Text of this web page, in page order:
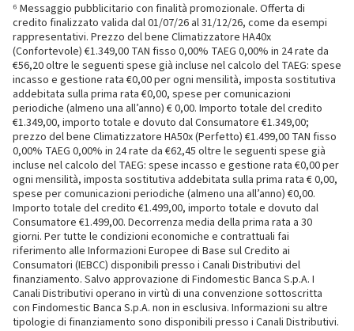
⁶ Messaggio pubblicitario con finalità promozionale. Offerta di
credito finalizzato valida dal 01/07/26 al 31/12/26, come da esempi
rappresentativi. Prezzo del bene Climatizzatore HA40x
(Confortevole) €1.349,00 TAN fisso 0,00% TAEG 0,00% in 24 rate da
€56,20 oltre le seguenti spese già incluse nel calcolo del TAEG: spese
incasso e gestione rata €0,00 per ogni mensilità, imposta sostitutiva
addebitata sulla prima rata €0,00, spese per comunicazioni
periodiche (almeno una all’anno) € 0,00. Importo totale del credito
€1.349,00, importo totale e dovuto dal Consumatore €1.349,00;
prezzo del bene Climatizzatore HA50x (Perfetto) €1.499,00 TAN fisso
0,00% TAEG 0,00% in 24 rate da €62,45 oltre le seguenti spese già
incluse nel calcolo del TAEG: spese incasso e gestione rata €0,00 per
ogni mensilità, imposta sostitutiva addebitata sulla prima rata € 0,00,
spese per comunicazioni periodiche (almeno una all’anno) €0,00.
Importo totale del credito €1.499,00, importo totale e dovuto dal
Consumatore €1.499,00. Decorrenza media della prima rata a 30
giorni. Per tutte le condizioni economiche e contrattuali fai
riferimento alle Informazioni Europee di Base sul Credito ai
Consumatori (IEBCC) disponibili presso i Canali Distributivi del
finanziamento. Salvo approvazione di Findomestic Banca S.p.A. I
Canali Distributivi operano in virtù di una convenzione sottoscritta
con Findomestic Banca S.p.A. non in esclusiva. Informazioni su altre
tipologie di finanziamento sono disponibili presso i Canali Distributivi.